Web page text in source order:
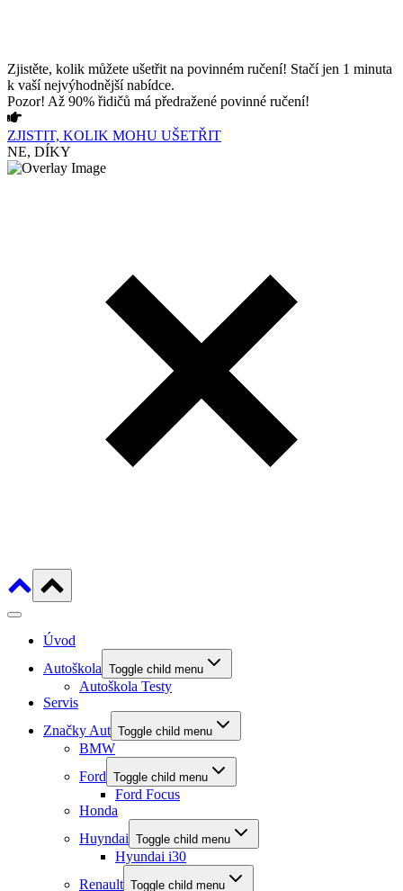
Zjistěte, kolik můžete ušetřit na povinném ručení! Stačí jen 1 minuta
k vaší nejvýhodnější nabídce.
Pozor! Až 90% řidičů má předražené povinné ručení!
ZJISTIT, KOLIK MOHU UŠETŘIT
NE, DÍKY
Úvod
Autoškola Toggle child menu
Autoškola Testy
Servis
Značky Aut Toggle child menu
BMW
Ford Toggle child menu
Ford Focus
Honda
Huyndai Toggle child menu
Hyundai i30
Renault Toggle child menu